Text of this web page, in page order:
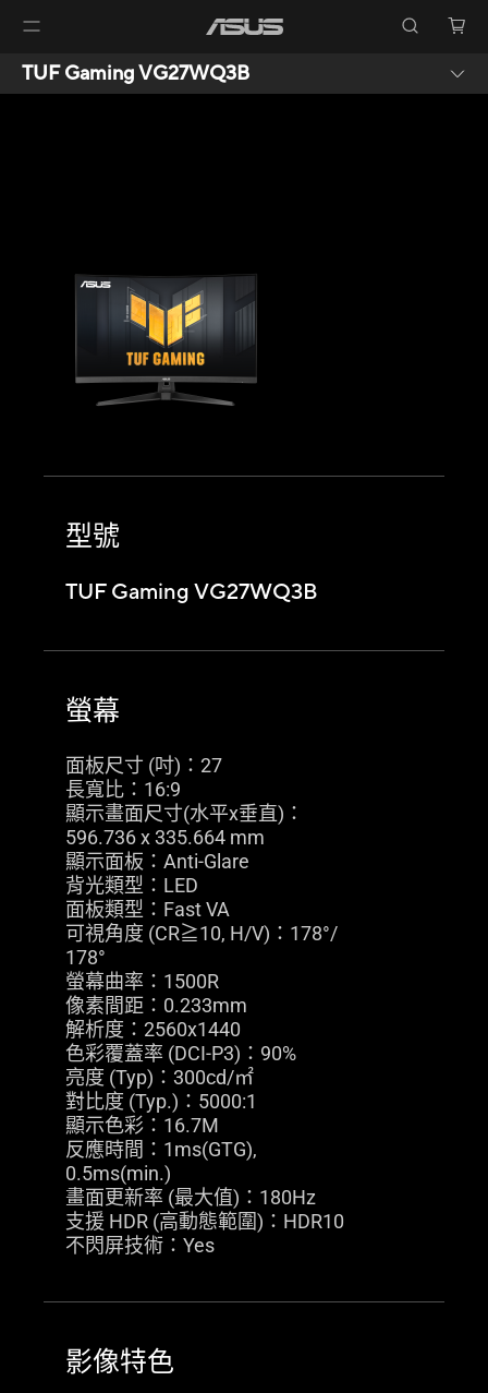
TUF Gaming VG27WQ3B
型號
TUF Gaming VG27WQ3B
螢幕
面板尺寸 (吋)：27
長寬比：16:9
顯示畫面尺寸(水平x垂直)：
596.736 x 335.664 mm
顯示面板：Anti-Glare
背光類型：LED
面板類型：Fast VA
可視角度 (CR≧10, H/V)：178°/
178°
螢幕曲率：1500R
像素間距：0.233mm
解析度：2560x1440
色彩覆蓋率 (DCI-P3)：90%
亮度 (Typ)：300cd/㎡
對比度 (Typ.)：5000:1
顯示色彩：16.7M
反應時間：1ms(GTG),
0.5ms(min.)
畫面更新率 (最大值)：180Hz
支援 HDR (高動態範圍)：HDR10
不閃屏技術：Yes
影像特色